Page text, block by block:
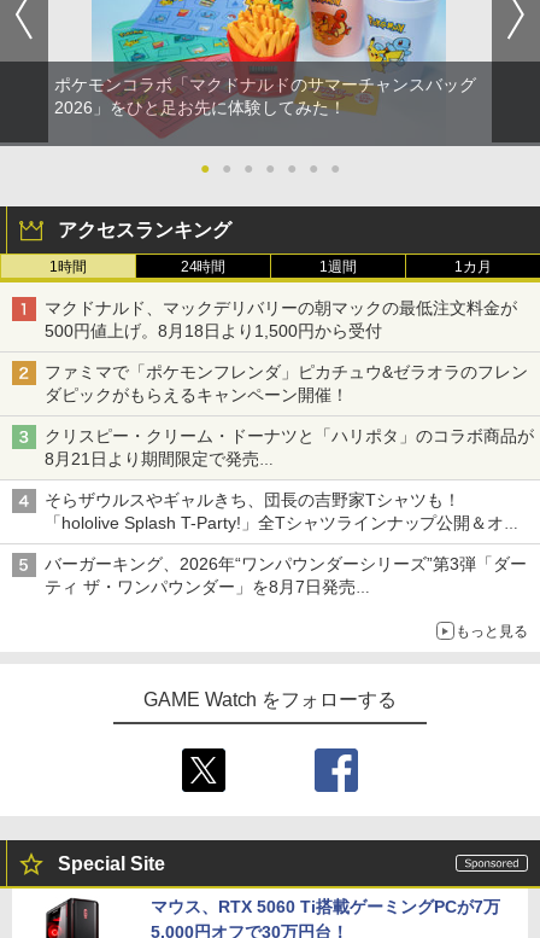
ポケモンコラボ「マクドナルドのサマーチャンスバッグ
2026」をひと足お先に体験してみた！
● ● ● ● ● ● ●
アクセスランキング
1時間 24時間 1週間 1カ月
マクドナルド、マックデリバリーの朝マックの最低注文料金が
500円値上げ。8月18日より1,500円から受付
ファミマで「ポケモンフレンダ」ピカチュウ&ゼラオラのフレン
ダピックがもらえるキャンペーン開催！
クリスピー・クリーム・ドーナツと「ハリポタ」のコラボ商品が
8月21日より期間限定で発売
組分け帽子ドーナツなど見た目も楽しい商品が登場
そらザウルスやギャルきち、団長の吉野家Tシャツも！
「hololive Splash T-Party!」全Tシャツラインナップ公開＆オン
ライン販売開始
バーガーキング、2026年“ワンパウンダーシリーズ”第3弾「ダー
ティ ザ・ワンパウンダー」を8月7日発売
もっと見る
GAME Watch をフォローする
Special Site
マウス、RTX 5060 Ti搭載ゲーミングPCが7万
5,000円オフで30万円台！